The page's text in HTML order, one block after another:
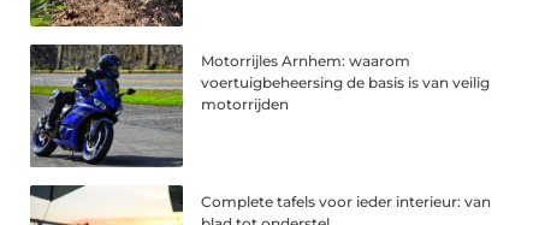
Motorrijles Arnhem: waarom
voertuigbeheersing de basis is van veilig
motorrijden
Complete tafels voor ieder interieur: van